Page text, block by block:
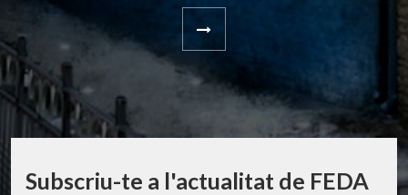
Subscriu-te a l'actualitat de FEDA